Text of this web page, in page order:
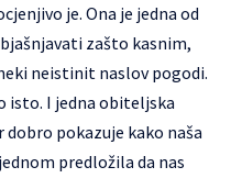
je. Ona je jedna od
zašto kasnim,
neistinit naslov pogodi.
isto. I jedna obiteljska
pokazuje kako naša
predložila da nas